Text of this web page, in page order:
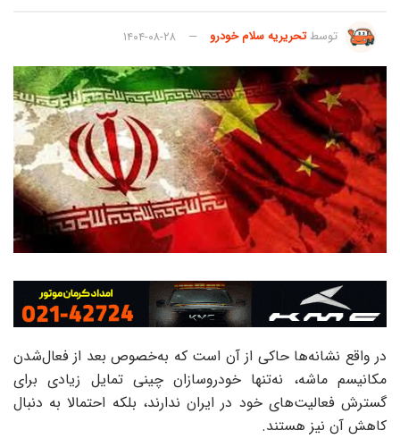
توسطتحریریه سلام خودرو ۱۴۰۴-۰۸-۲۸
در واقع نشانه‌‌‌‌‌ها حاکی از آن است که به‌خصوص بعد از فعال‌شدن
مکانیسم ماشه، نه‌تنها خودروسازان چینی تمایل زیادی برای
گسترش فعالیت‌‌‌‌‌های خود در ایران ندارند، بلکه احتمالا به دنبال
کاهش آن نیز هستند.